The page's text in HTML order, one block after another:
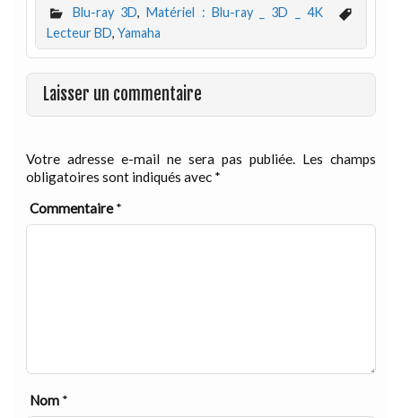
Blu-ray 3D,Matériel : Blu-ray _ 3D _ 4K
Lecteur BD, Yamaha
Laisser un commentaire
Votre adresse e-mail ne sera pas publiée. Les champs
obligatoires sont indiqués avec *
Commentaire*
Nom *